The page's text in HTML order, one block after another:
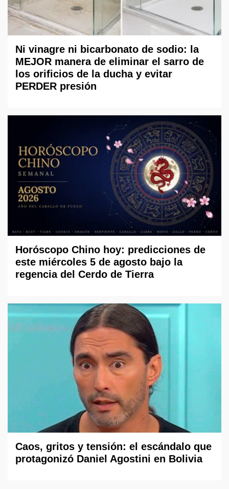
Ni vinagre ni bicarbonato de sodio: la
MEJOR manera de eliminar el sarro de
los orificios de la ducha y evitar
PERDER presión
Horóscopo Chino hoy: predicciones de
este miércoles 5 de agosto bajo la
regencia del Cerdo de Tierra
Caos, gritos y tensión: el escándalo que
protagonizó Daniel Agostini en Bolivia